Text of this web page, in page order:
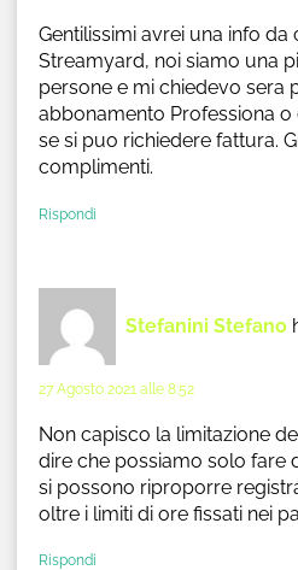
Gentilissimi avrei una info da
Streamyard, noi siamo una
persone e mi chiedevo sera
abbonamento Professiona
se si puo richiedere fattura.
complimenti.
Rispondi
Stefanini Stefano
27 Agosto 2021 alle 8:52
Non capisco la limitazione
dire che possiamo solo fare
si possono riproporre
oltre i limiti di ore fissati nei
Rispondi